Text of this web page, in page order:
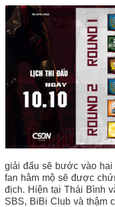
giải đấu sẽ bước vào
fan hâm mộ sẽ được
địch. Hiện tại Thái Bình
SBS, BiBi Club và thậm